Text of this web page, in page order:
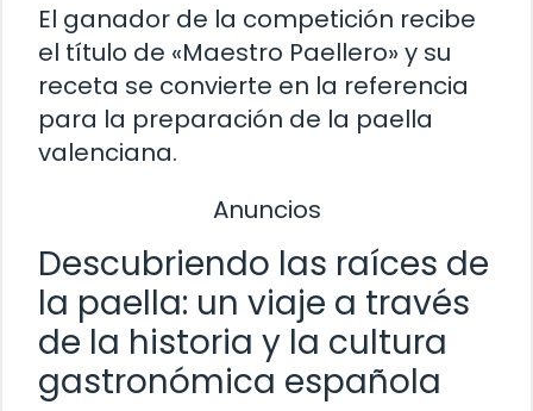
El ganador de la competición recibe
el título de «Maestro Paellero» y su
receta se convierte en la referencia
para la preparación de la paella
valenciana.
Anuncios
Descubriendo las raíces de
la paella: un viaje a través
de la historia y la cultura
gastronómica española